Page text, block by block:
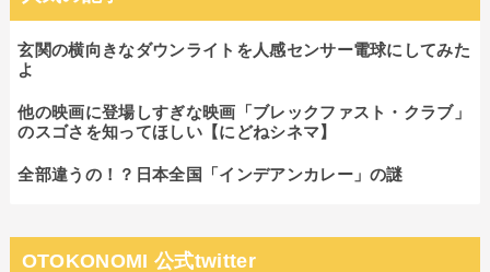
玄関の横向きなダウンライトを人感センサー電球にしてみた
よ
他の映画に登場しすぎな映画「ブレックファスト・クラブ」
のスゴさを知ってほしい【にどねシネマ】
全部違うの！？日本全国「インデアンカレー」の謎
OTOKONOMI 公式twitter